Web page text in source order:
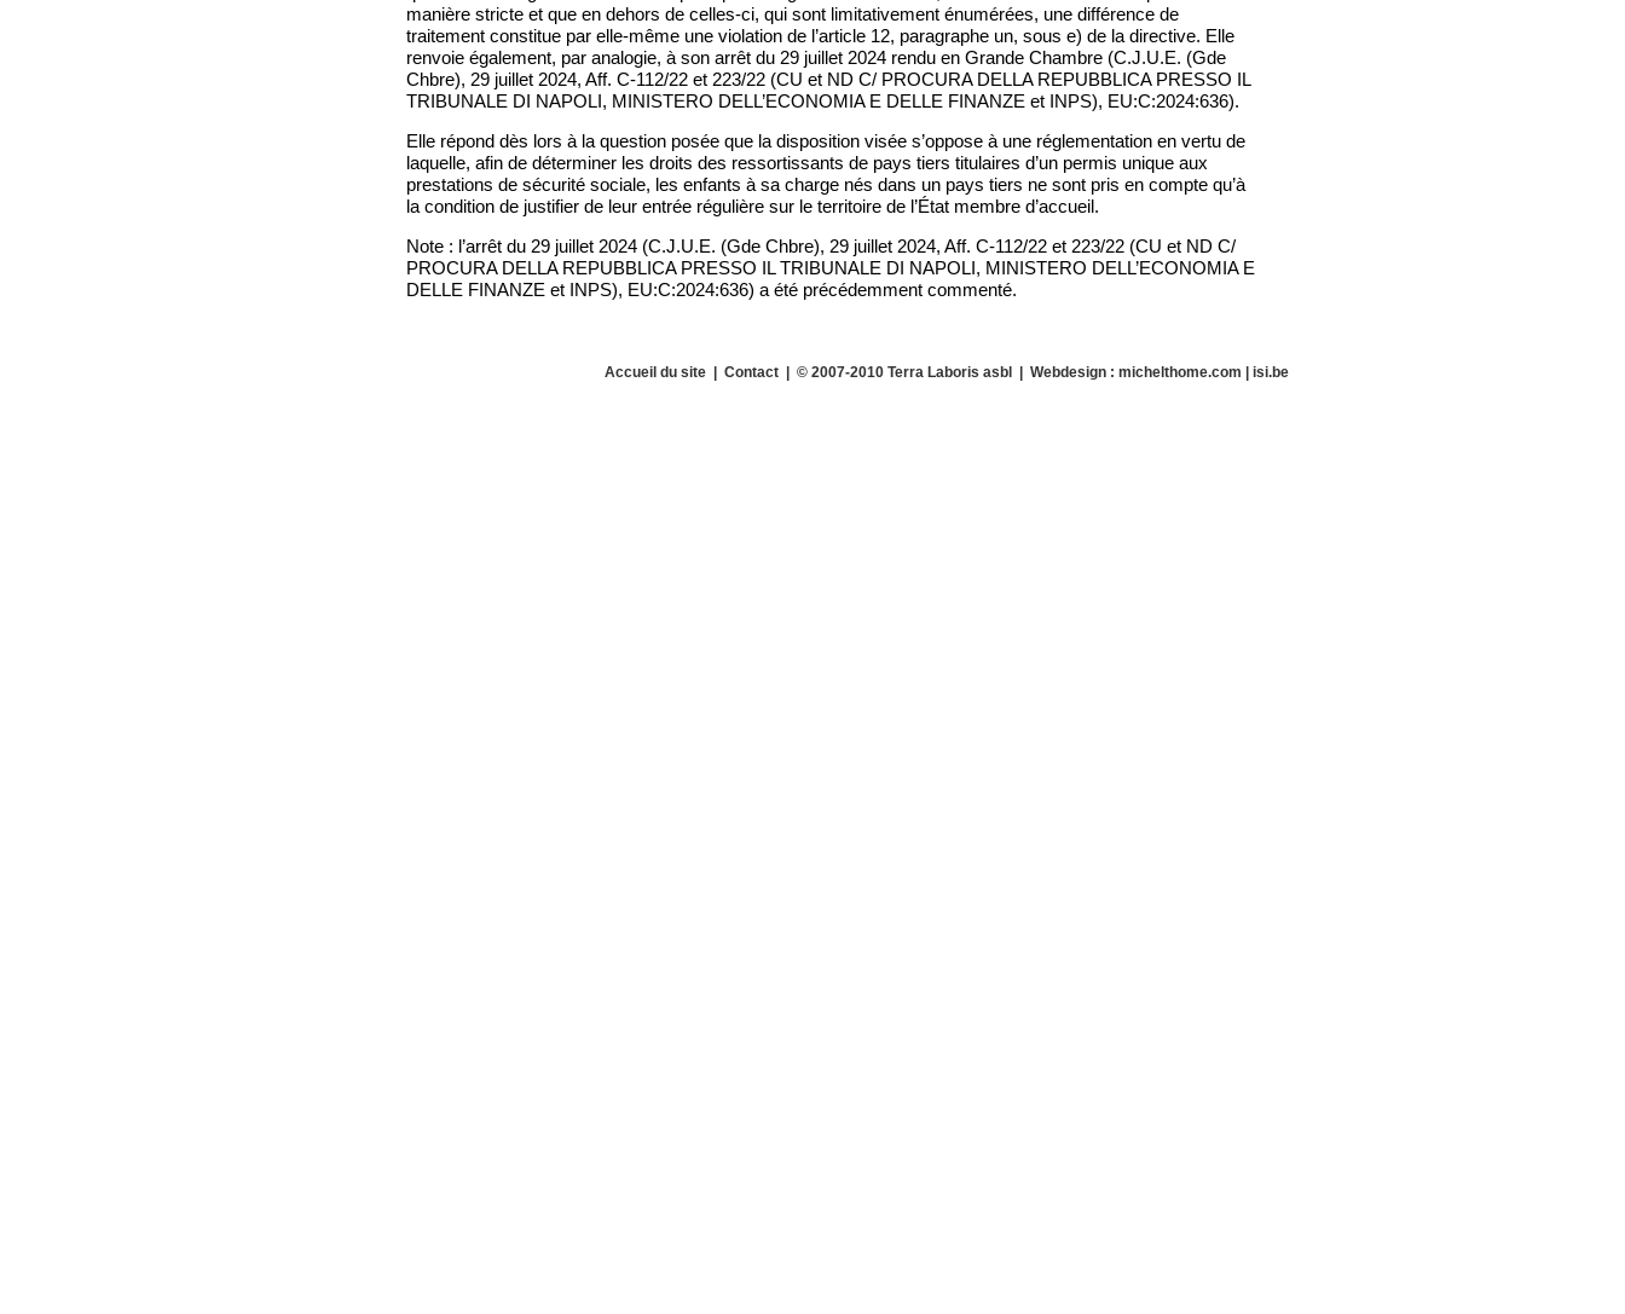
manière stricte et que en dehors de celles-ci, qui sont limitativement énumérées, une différence de
traitement constitue par elle-même une violation de l’article 12, paragraphe un, sous e) de la directive. Elle
renvoie également, par analogie, à son arrêt du 29 juillet 2024 rendu en Grande Chambre (C.J.U.E. (Gde
Chbre), 29 juillet 2024, Aff. C-112/22 et 223/22 (CU et ND C/ PROCURA DELLA REPUBBLICA PRESSO IL
TRIBUNALE DI NAPOLI, MINISTERO DELL’ECONOMIA E DELLE FINANZE et INPS), EU:C:2024:636).
Elle répond dès lors à la question posée que la disposition visée s’oppose à une réglementation en vertu de
laquelle, afin de déterminer les droits des ressortissants de pays tiers titulaires d’un permis unique aux
prestations de sécurité sociale, les enfants à sa charge nés dans un pays tiers ne sont pris en compte qu’à
la condition de justifier de leur entrée régulière sur le territoire de l’État membre d’accueil.
Note : l’arrêt du 29 juillet 2024 (C.J.U.E. (Gde Chbre), 29 juillet 2024, Aff. C-112/22 et 223/22 (CU et ND C/
PROCURA DELLA REPUBBLICA PRESSO IL TRIBUNALE DI NAPOLI, MINISTERO DELL’ECONOMIA E
DELLE FINANZE et INPS), EU:C:2024:636) a été précédemment commenté.
Accueil du site| Contact| © 2007-2010 Terra Laboris asbl | Webdesign : michelthome.com isi.be